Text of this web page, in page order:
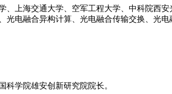
上海交通大学、空军工程大学、中科院西
电融合异构计算、光电融合传输交换、光
科学院雄安创新研究院院长。